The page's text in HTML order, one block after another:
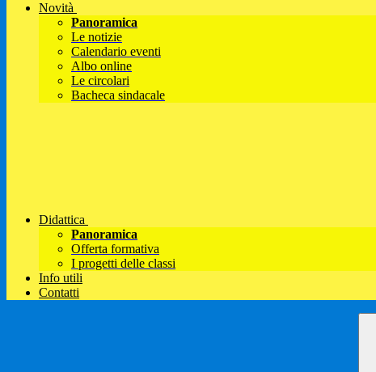
Novità
Panoramica
Le notizie
Calendario eventi
Albo online
Le circolari
Bacheca sindacale
Didattica
Panoramica
Offerta formativa
I progetti delle classi
Info utili
Contatti